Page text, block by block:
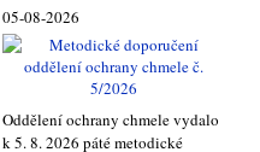
05-08-2026
Oddělení ochrany chmele vydalo
k 5. 8. 2026 páté metodické